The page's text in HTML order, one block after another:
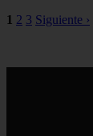
1 2 3 Siguiente ›